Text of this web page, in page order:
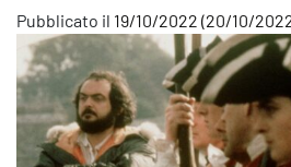
Pubblicato il 19/10/2022 (20/10/